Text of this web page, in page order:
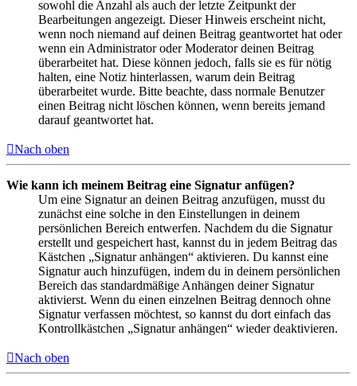
sowohl die Anzahl als auch der letzte Zeitpunkt der
Bearbeitungen angezeigt. Dieser Hinweis erscheint nicht,
wenn noch niemand auf deinen Beitrag geantwortet hat oder
wenn ein Administrator oder Moderator deinen Beitrag
überarbeitet hat. Diese können jedoch, falls sie es für nötig
halten, eine Notiz hinterlassen, warum dein Beitrag
überarbeitet wurde. Bitte beachte, dass normale Benutzer
einen Beitrag nicht löschen können, wenn bereits jemand
darauf geantwortet hat.
Nach oben
Wie kann ich meinem Beitrag eine Signatur anfügen?
Um eine Signatur an deinen Beitrag anzufügen, musst du
zunächst eine solche in den Einstellungen in deinem
persönlichen Bereich entwerfen. Nachdem du die Signatur
erstellt und gespeichert hast, kannst du in jedem Beitrag das
Kästchen „Signatur anhängen“ aktivieren. Du kannst eine
Signatur auch hinzufügen, indem du in deinem persönlichen
Bereich das standardmäßige Anhängen deiner Signatur
aktivierst. Wenn du einen einzelnen Beitrag dennoch ohne
Signatur verfassen möchtest, so kannst du dort einfach das
Kontrollkästchen „Signatur anhängen“ wieder deaktivieren.
Nach oben